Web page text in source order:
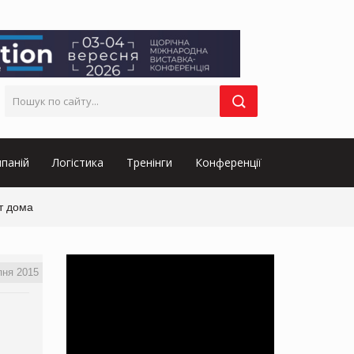
Логістика Тренінги Конференції
дома
2015